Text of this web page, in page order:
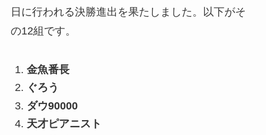
日に行われる決勝進出を果たしました。以下がそ
の12組です。
金魚番長
ぐろう
ダウ90000
天才ピアニスト